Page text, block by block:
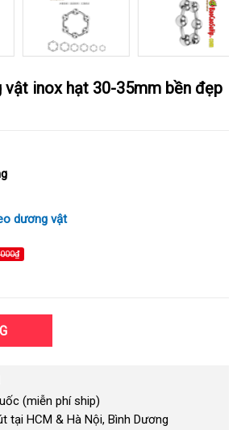
dương vật
(miễn phí ship)
tại HCM & Hà Nội, Bình Dương